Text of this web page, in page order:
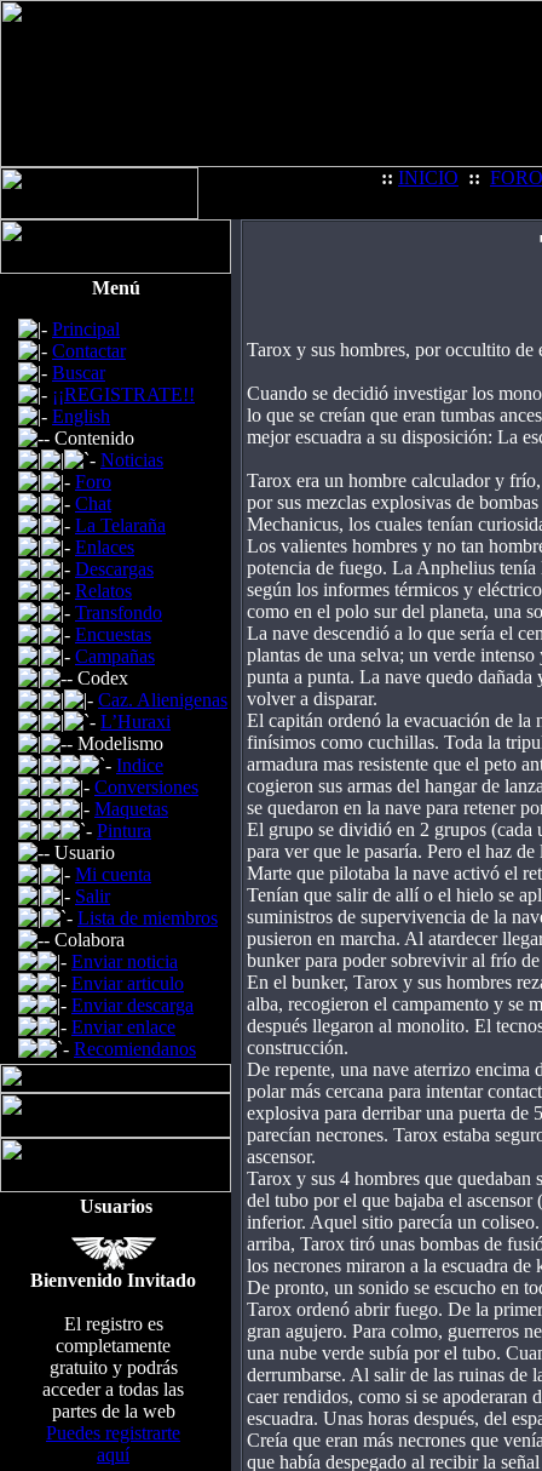
:: INICIO :: FORO
Menú
Principal
Contactar
Buscar
¡¡REGISTRATE!!
English
Contenido
Noticias
Foro
Chat
La Telaraña
Enlaces
Descargas
Relatos
Transfondo
Encuestas
Campañas
Codex
Caz. Alienigenas
L’Huraxi
Modelismo
Indice
Conversiones
Maquetas
Pintura
Usuario
Mi cuenta
Salir
Lista de miembros
Colabora
Enviar noticia
Enviar articulo
Enviar descarga
Enviar enlace
Recomiendanos
Usuarios
Bienvenido Invitado
El registro es
completamente
gratuito y podrás
acceder a todas las
partes de la web
Puedes registrarte
aquí
Tarox y sus hombres, por occultito
Cuando se decidió investigar los
lo que se creían que eran tumbas
mejor escuadra a su disposición: La
Tarox era un hombre calculador y
por sus mezclas explosivas de
Mechanicus, los cuales tenían
Los valientes hombres y no tan
potencia de fuego. La Anphelius
según los informes térmicos y
como en el polo sur del planeta, una
La nave descendió a lo que sería el
plantas de una selva; un verde
punta a punta. La nave quedo
volver a disparar.
El capitán ordenó la evacuación de la
finísimos como cuchillas. Toda la
armadura mas resistente que el peto
cogieron sus armas del hangar de
se quedaron en la nave para retener
El grupo se dividió en 2 grupos (cada
para ver que le pasaría. Pero el haz
Marte que pilotaba la nave activó el
Tenían que salir de allí o el hielo se
suministros de supervivencia de la
pusieron en marcha. Al atardecer
bunker para poder sobrevivir al frío
En el bunker, Tarox y sus hombres
alba, recogieron el campamento y se
después llegaron al monolito. El
construcción.
De repente, una nave aterrizo encima
polar más cercana para intentar
explosiva para derribar una puerta de
parecían necrones. Tarox estaba
ascensor.
Tarox y sus 4 hombres que
del tubo por el que bajaba el
inferior. Aquel sitio parecía un
arriba, Tarox tiró unas bombas de
los necrones miraron a la escuadra
De pronto, un sonido se escucho en
Tarox ordenó abrir fuego. De la
gran agujero. Para colmo, guerreros
una nube verde subía por el tubo.
derrumbarse. Al salir de las ruinas de
caer rendidos, como si se apoderaran
escuadra. Unas horas después, del
Creía que eran más necrones que
que había despegado al recibir la